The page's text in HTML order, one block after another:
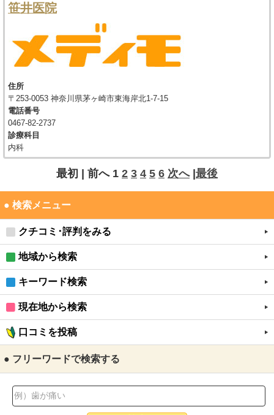
笹井医院
住所
〒253-0053 神奈川県茅ヶ崎市東海岸北1-7-15
電話番号
0467-82-2737
診療科目
内科
最初 | 前へ 1 2 3 4 5 6 次へ|最後
● 検索メニュー
クチコミ･評判をみる
地域から検索
キーワード検索
現在地から検索
口コミを投稿
● フリーワードで検索する